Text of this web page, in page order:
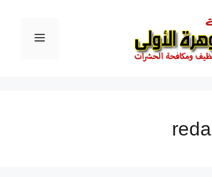
القائمة
reda